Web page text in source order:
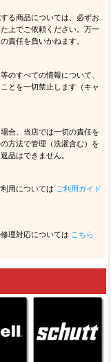
る商品については、必ずお
上でご依頼ください。万一
責任を負いかねます。
のすべての情報について、
とを一切禁止します（キャ
合、当店では一切の責任を
方法で管理（洗濯含む）を
品はできません。
用については ご利用ガイド
理対応については こちら